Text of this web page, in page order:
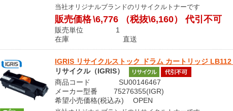
当社オリジナルブランドのリサイクルトナーです
販売価格\6,776 （税抜\6,160） 代引不可
販売単位 1
在庫 直送
IGRIS リサイクルストック ドラム カートリッジ
リサイクル（IGRIS）
商品コード SU00146467
メーカー型番 75276355(IGR)
希望小売価格(税込み) OPEN